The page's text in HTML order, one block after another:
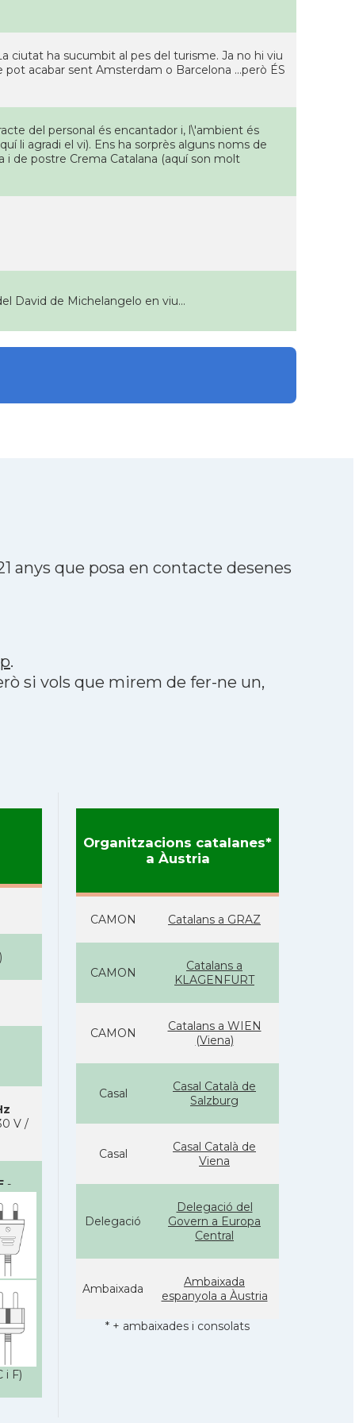
ciutat ha sucumbit al pes del turisme. Ja no hi viu
acabar sent Amsterdam o Barcelona ...però ÉS
del personal és encantador i, l\'ambient és
li agradi el vi). Ens ha sorprès alguns noms de
i de postre Crema Catalana (aquí son molt
David de Michelangelo en viu...
anys que posa en contacte desenes
.
si vols que mirem de fer-ne un,
V /
-
i F)
Organitzacions catalanes*
a Àustria
CAMON Catalans a GRAZ
CAMON
Catalans a
KLAGENFURT
CAMON
Catalans a WIEN
(Viena)
Casal
Casal Català de
Salzburg
Casal
Casal Català de
Viena
Delegació
Delegació del
Govern a Europa
Central
Ambaixada
Ambaixada
espanyola a Àustria
* + ambaixades i consolats